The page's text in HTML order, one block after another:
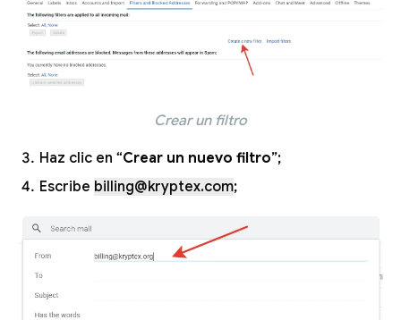
Crear un filtro
Haz clic en “Crear un nuevo filtro”;
Escribe billing@kryptex.com;